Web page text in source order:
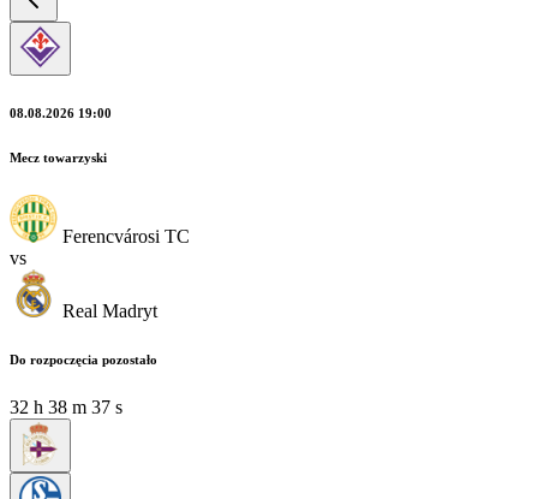
08.08.2026 19:00
Mecz towarzyski
Ferencvárosi TC
vs
Real Madryt
Do rozpoczęcia pozostało
32 h 38 m 37 s